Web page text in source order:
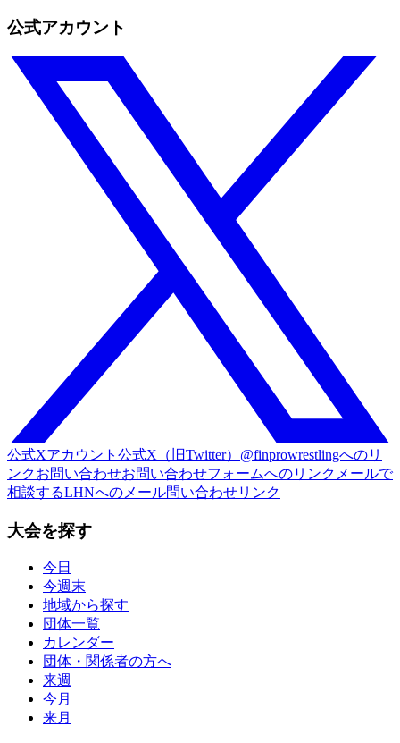
公式アカウント
公式Xアカウント 公式X（旧Twitter）@finprowrestlingへのリ
ンクお問い合わせお問い合わせフォームへのリンク メールで
相談するLHNへのメール問い合わせリンク
大会を探す
今日
今週末
地域から探す
団体一覧
カレンダー
団体・関係者の方へ
来週
今月
来月